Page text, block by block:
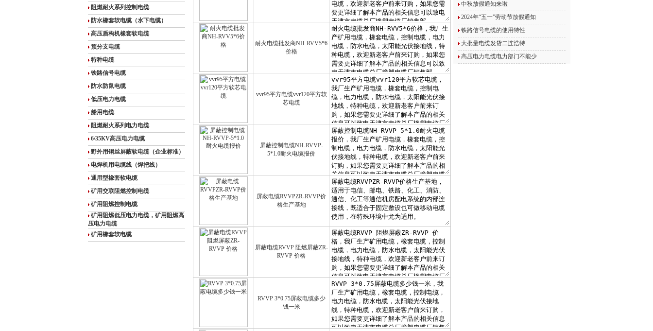
阻燃耐火系列控制电缆
防水橡套软电缆（水下电缆）
高压盾构机橡套软电缆
预分支电缆
特种电缆
铁路信号电缆
防水防鼠电缆
低压电力电缆
船用电缆
阻燃耐火系列电力电缆
6/35KV高压电力电缆
野外用铜丝屏蔽软电缆（企业标准）
电焊机用电缆线（焊把线）
通用型橡套软电缆
矿用交联阻燃控制电缆
矿用阻燃控制电缆
矿用阻燃低压电力电缆，矿用阻燃高
压电力电缆
矿用橡套软电缆
耐火电缆批发商NH-RVV5*6
价格
vvr95平方电缆vvr120平方软
芯电缆
屏蔽控制电缆NH-RVVP-
5*1.0耐火电缆报价
屏蔽电缆RVVPZR-RVVP价
格生产基地
屏蔽电缆RVVP 阻燃屏蔽ZR-
RVVP 价格
RVVP 3*0.75屏蔽电缆多少
钱一米
中秋放假通知来啦
2024年“五一”劳动节放假通知
铁路信号电缆的使用特性
大批量电缆发货二连浩特
高压电力电缆电力部门不能少